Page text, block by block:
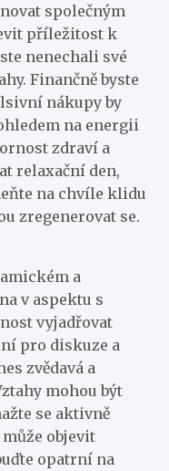
společným
příležitost k
nenechali své
Finančně byste
nákupy by
na energii
zdraví a
relaxační den,
na chvíle klidu
zregenerovat se.
a
v aspektu s
vyjadřovat
pro diskuze a
zvědavá a
mohou být
se aktivně
objevit
opatrní na